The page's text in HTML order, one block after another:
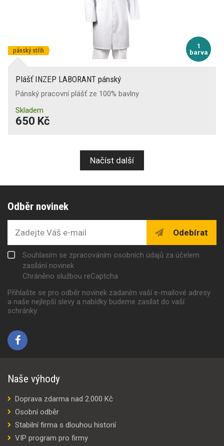
1
barva
pánský střih
Plášť INZEP LABORANT pánský
Pánský pracovní plášť ze 100% bavlny
Skladem
650 Kč
Načíst další
Odběr novinek
Odebírat
Souhlasím se zpracováním osobních údajů za účelem
zasílání novinek
Chráněno službou reCaptcha
Přihlašte se pro odběr novinek zadaním vaší e-mailové adresy
a naše nejlepší slevy a nabídky budeme zasílat do vaší
schránky.
Naše výhody
Doprava zdarma nad 2.000 Kč
Osobní odběr
Stabilní firma s dlouhou historií
VIP program pro firmy